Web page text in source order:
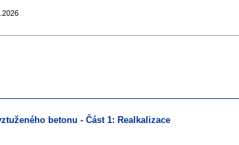
betonu - Část 1: Realkalizace